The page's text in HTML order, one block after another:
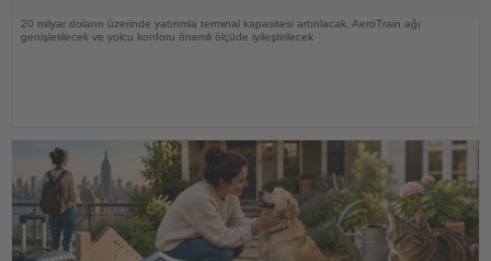
20 milyar doların üzerinde yatırımla terminal kapasitesi artırılacak, AeroTrain ağı
genişletilecek ve yolcu konforu önemli ölçüde iyileştirilecek